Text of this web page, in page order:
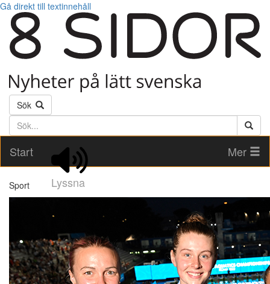
Gå direkt till textinnehåll
Sök
Söktext
Start
Lyssna
Mer
Sport